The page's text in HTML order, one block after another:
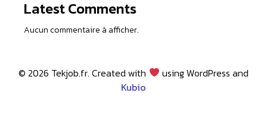
Latest Comments
Aucun commentaire à afficher.
© 2026 Tekjob.fr. Created with
using WordPress and
Kubio